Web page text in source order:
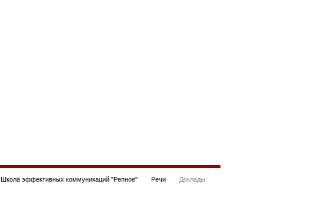
Школа эффективных коммуникаций "Репное" Речи
Доклады